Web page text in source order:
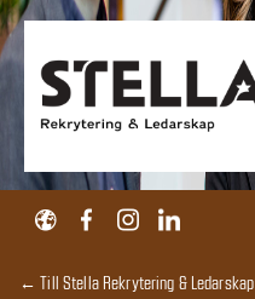
← Till Stella Rekrytering & Ledarskap